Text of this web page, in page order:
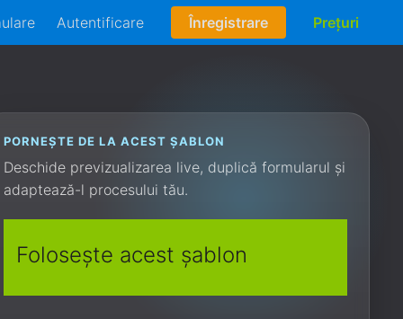
Autentificare Înregistrare Prețuri
PORNEȘTE DE LA ACEST ȘABLON
Deschide previzualizarea live, duplică formularul și
adaptează-l procesului tău.
Folosește acest șablon